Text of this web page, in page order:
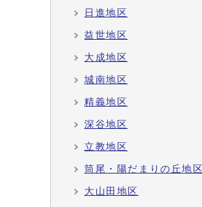
日進地区
益世地区
大成地区
城南地区
精義地区
深谷地区
立教地区
筒尾・陽だまりの丘地区
大山田地区